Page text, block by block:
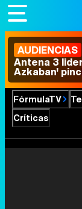
AUDIENCIAS
Antena 3
Azkaban'
FórmulaTV
Críticas